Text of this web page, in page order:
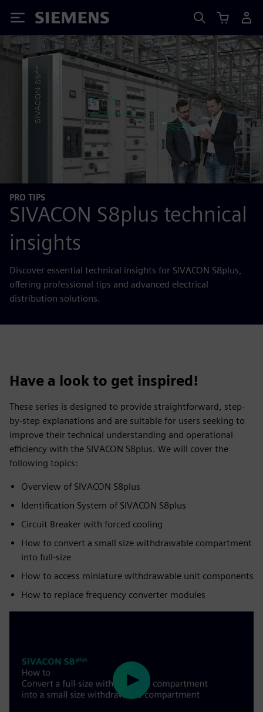
Siemens
PRO TIPS
SIVACON S8plus technical
insights
Discover essential technical insights for SIVACON S8plus,
offering professional tips and advanced electrical
distribution solutions.
Have a look to get inspired!
These series is designed to provide straightforward, step-
by-step explanations and are suitable for users seeking to
improve their technical understanding and operational
efficiency with the SIVACON S8plus. We will cover the
following topics:
Overview of SIVACON S8plus
Identification System of SIVACON S8plus
Circuit Breaker with forced cooling
How to convert a small size withdrawable compartment
into full-size
How to access miniature withdrawable unit components
How to replace frequency converter modules
Play